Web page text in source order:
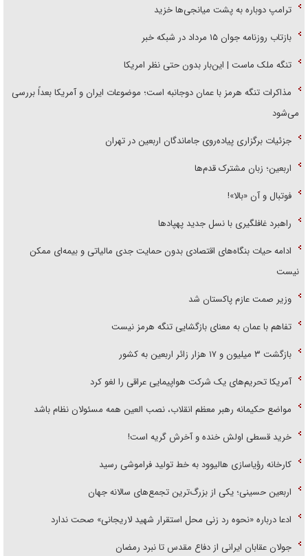
ترامپ دوباره به پشت میانجی‌ها خزید
بازتاب روزنامه جوان ۱۵ مرداد در شبکه خبر
تنگه ملک ماست | این‌بار بدون حتی نظر امریکا
مذاکرات تنگه هرمز با عمان دوجانبه است؛ موضوعات ایران و آمریکا بعداً بررسی
می‌شود
جزئیات برگزاری پیاده‌روی جاماندگان اربعین در تهران
اربعین؛ زبان مشترک قدم‌ها
فوتبال و آن «بالا»!
راهبرد غافلگیری با نسل جدید پهپاد‌ها
ادامه حیات بنگاه‌های اقتصادی بدون حمایت جدی مالیاتی و بیمه‌ای ممکن
نیست
وزیر صمت عازم پاکستان شد
تفاهم با عمان به معنای بازگشایی تنگه هرمز نیست
بازگشت ۳ میلیون و ۱۷ هزار زائر اربعین به کشور
آمریکا تحریم‌های یک شرکت هواپیمایی عراقی را لغو کرد
مواضع حکیمانه رهبر معظم انقلاب، نصب العین همه مسئولان نظام باشد
خرید قسطی اولش خنده و آخرش گریه است!
کارخانه رؤیاسازی هالیوود به خط تولید فراموشی رسید
اربعین حسینی؛ یکی از بزرگ‌ترین تجمع‌های سالانه جهان
ادعا درباره «نحوه رد زنی محل استقرار شهید لاریجانی» صحت ندارد
جولان عقابان ایرانی از دفاع مقدس تا نبرد رمضان